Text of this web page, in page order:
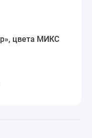
цвета МИКС